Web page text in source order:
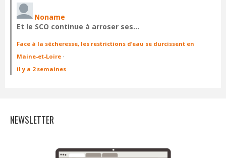
Noname
Et le SCO continue à arroser ses…
Face à la sécheresse, les restrictions d’eau se durcissent en
Maine-et-Loire ·
il y a 2 semaines
NEWSLETTER